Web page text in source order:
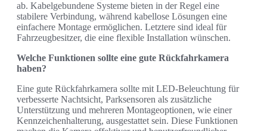
ab. Kabelgebundene Systeme bieten in der Regel eine
stabilere Verbindung, während kabellose Lösungen eine
einfachere Montage ermöglichen. Letztere sind ideal für
Fahrzeugbesitzer, die eine flexible Installation wünschen.
Welche Funktionen sollte eine gute Rückfahrkamera
haben?
Eine gute Rückfahrkamera sollte mit LED-Beleuchtung für
verbesserte Nachtsicht, Parksensoren als zusätzliche
Unterstützung und mehreren Montageoptionen, wie einer
Kennzeichenhalterung, ausgestattet sein. Diese Funktionen